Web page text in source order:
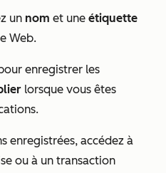
un nom et une étiquette
Web.
enregistrer les
lorsque vous êtes
enregistrées, accédez à
ou à un transaction